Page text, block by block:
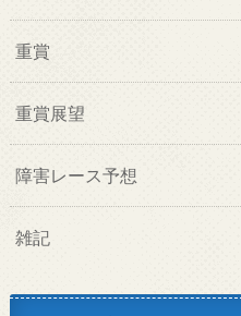
重賞
重賞展望
障害レース予想
雑記